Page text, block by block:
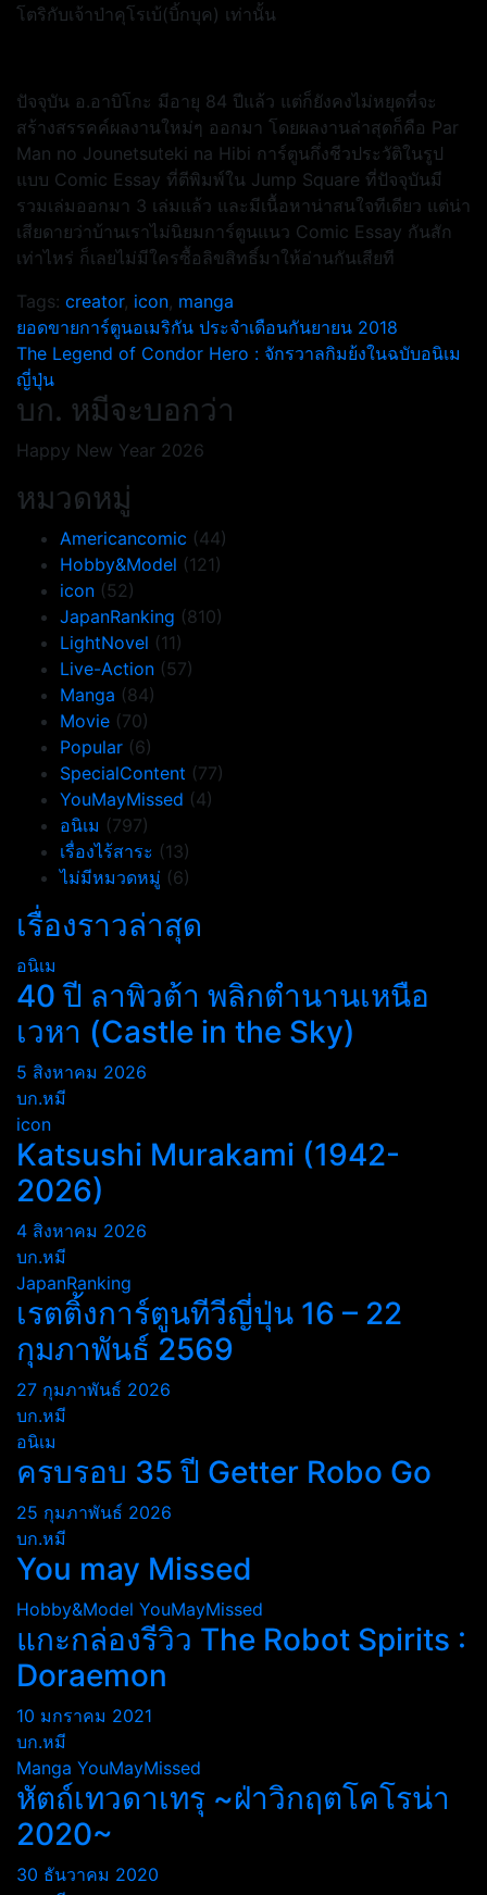
โตริกับเจ้าป่าคุโรเบ้(บิ้กบุค) เท่านั้น
ปัจจุบัน อ.อาบิโกะ มีอายุ 84 ปีแล้ว แต่ก็ยังคงไม่หยุดที่จะ
สร้างสรรคค์ผลงานใหม่ๆ ออกมา โดยผลงานล่าสุดก็คือ Par
Man no Jounetsuteki na Hibi การ์ตูนกึ่งชีวประวัติในรูป
แบบ Comic Essay ที่ตีพิมพ์ใน Jump Square ที่ปัจจุบันมี
รวมเล่มออกมา 3 เล่มแล้ว และมีเนื้อหาน่าสนใจทีเดียว แต่น่า
เสียดายว่าบ้านเราไม่นิยมการ์ตูนแนว Comic Essay กันสัก
เท่าไหร่ ก็เลยไม่มีใครซื้อลิขสิทธิ์มาให้อ่านกันเสียที
Tags: creator, icon, manga
แนะแนว
เรื่อง
ยอดขายการ์ตูนอเมริกัน ประจำเดือนกันยายน 2018
The Legend of Condor Hero : จักรวาลกิมย้งในฉบับอนิเม
ญี่ปุ่น
บก. หมีจะบอกว่า
Happy New Year 2026
หมวดหมู่
Americancomic (44)
Hobby&Model (121)
icon (52)
JapanRanking (810)
LightNovel (11)
Live-Action (57)
Manga (84)
Movie (70)
Popular (6)
SpecialContent (77)
YouMayMissed (4)
อนิเม (797)
เรื่องไร้สาระ (13)
ไม่มีหมวดหมู่ (6)
เรื่องราวล่าสุด
อนิเม
40 ปี ลาพิวต้า พลิกตำนานเหนือ
เวหา (Castle in the Sky)
5 สิงหาคม 2026
บก.หมี
icon
Katsushi Murakami (1942-
2026)
4 สิงหาคม 2026
บก.หมี
JapanRanking
เรตติ้งการ์ตูนทีวีญี่ปุ่น 16 – 22
กุมภาพันธ์ 2569
27 กุมภาพันธ์ 2026
บก.หมี
อนิเม
ครบรอบ 35 ปี Getter Robo Go
25 กุมภาพันธ์ 2026
บก.หมี
You may Missed
Hobby&Model YouMayMissed
แกะกล่องรีวิว The Robot Spirits :
Doraemon
10 มกราคม 2021
บก.หมี
Manga YouMayMissed
หัตถ์เทวดาเทรุ ~ฝ่าวิกฤตโคโรน่า
2020~
30 ธันวาคม 2020